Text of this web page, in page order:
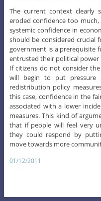
The current context clearly
eroded confidence too
systemic confidence in
should be considered crucial
government is a prerequisite
entrusted their political power
If citizens do not consider
will begin to put pressure
redistribution policy
this case, confidence in the
associated with a lower
measures. This kind of
that if people will feel very
they could respond by
move towards more
01/12/2011